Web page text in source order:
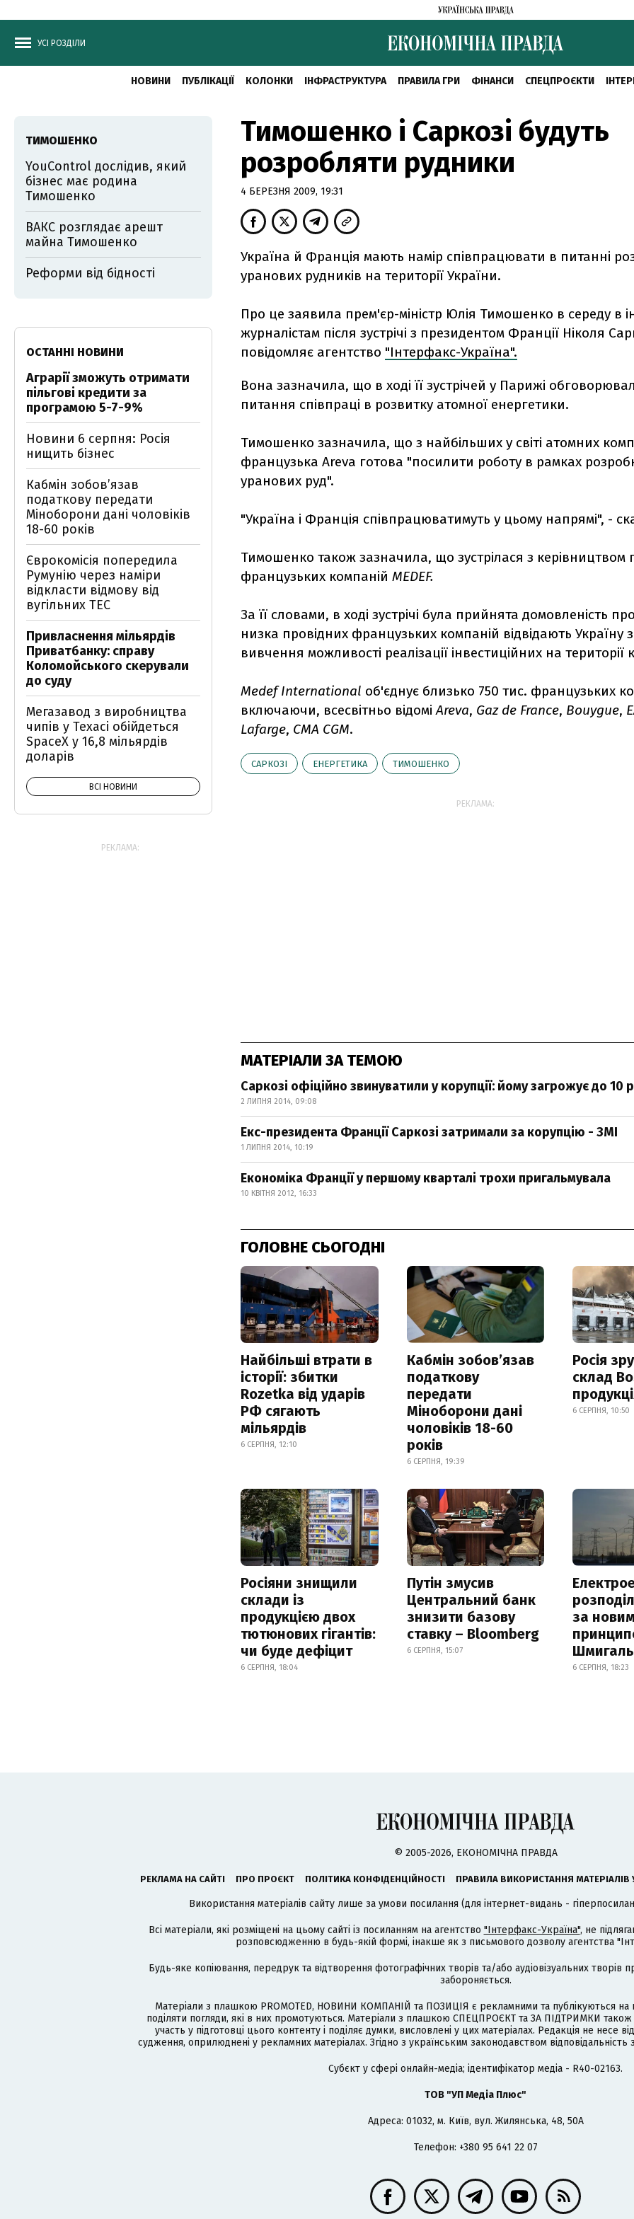
УСІ РОЗДІЛИ
НОВИНИ ПУБЛІКАЦІЇ КОЛОНКИ ІНФРАСТРУКТУРА ПРАВИЛА ГРИ ФІНАНСИ СПЕЦПРОЄКТИ
Тимошенко і Саркозі будуть
розробляти рудники
4 БЕРЕЗНЯ 2009, 19:31
Україна й Франція мають намір співпрацювати в питанні
уранових рудників на території України.
Про це заявила прем'єр-міністр Юлія Тимошенко в середу в
журналістам після зустрічі з президентом Франції Ніколя
повідомляє агентство "Інтерфакс-Україна".
Вона зазначила, що в ході її зустрічей у Парижі
питання співпраці в розвитку атомної енергетики.
Тимошенко зазначила, що з найбільших у світі атомних
французька Areva готова "посилити роботу в рамках
уранових руд".
"Україна і Франція співпрацюватимуть у цьому напрямі", -
Тимошенко також зазначила, що зустрілася з керівництвом
французьких компаній MEDEF.
За її словами, в ході зустрічі була прийнята домовленість
низка провідних французьких компаній відвідають Україну
вивчення можливості реалізації інвестиційних на території
Medef International об'єднує близько 750 тис. французьких
включаючи, всесвітньо відоміAreva, Gaz de France, Bouygue,
Lafarge, CMA CGM.
САРКОЗІ ЕНЕРГЕТИКА ТИМОШЕНКО
РЕКЛАМА:
МАТЕРІАЛИ ЗА ТЕМОЮ
Саркозі офіційно звинуватили у корупції: йому загрожує до 10
2 ЛИПНЯ 2014, 09:08
Екс-президента Франції Саркозі затримали за корупцію - ЗМІ
1 ЛИПНЯ 2014, 10:19
Економіка Франції у першому кварталі трохи пригальмувала
10 КВІТНЯ 2012, 16:33
ГОЛОВНЕ СЬОГОДНІ
Найбільші втрати в
історії: збитки
Rozetka від ударів
РФ сягають
мільярдів
6 СЕРПНЯ, 12:10
Кабмін зобовʼязав
податкову
передати
Міноборони дані
чоловіків 18-60
років
6 СЕРПНЯ, 19:39
Росія
склад
6 СЕРПНЯ, 10:50
Росіяни знищили
склади із
продукцією двох
тютюнових гігантів:
чи буде дефіцит
6 СЕРПНЯ, 18:04
Путін змусив
Центральний банк
знизити базову
ставку – Bloomberg
6 СЕРПНЯ, 15:07
за новим
Шмигаль
6 СЕРПНЯ, 18:23
ТИМОШЕНКО
YouControl дослідив, який
бізнес має родина
Тимошенко
ВАКС розглядає арешт
майна Тимошенко
Реформи від бідності
ОСТАННІ НОВИНИ
Аграрії зможуть отримати
пільгові кредити за
програмою 5-7-9%
Новини 6 серпня: Росія
нищить бізнес
Кабмін зобовʼязав
податкову передати
Міноборони дані чоловіків
18-60 років
Єврокомісія попередила
Румунію через наміри
відкласти відмову від
вугільних ТЕС
Привласнення мільярдів
Приватбанку: справу
Коломойського скерували
до суду
Мегазавод з виробництва
чипів у Техасі обійдеться
SpaceX у 16,8 мільярдів
доларів
ВСІ НОВИНИ
РЕКЛАМА:
© 2005-2026, ЕКОНОМІЧНА ПРАВДА
РЕКЛАМА НА САЙТІ ПРО ПРОЄКТ ПОЛІТИКА КОНФІДЕНЦІЙНОСТІ ПРАВИЛА ВИКОРИСТАННЯ МАТЕРІАЛІВ
Використання матеріалів сайту лише за умови посилання (для інтернет-видань -
Всі матеріали, які розміщені на цьому сайті із посиланням на агентство "Інтерфакс-Україна", не
розповсюдженню в будь-якій формі, інакше як з письмового дозволу агентства
Будь-яке копіювання, передрук та відтворення фотографічних творів та/або аудіовізуальних
забороняється.
Матеріали з плашкою PROMOTED, НОВИНИ КОМПАНІЙ та ПОЗИЦІЯ є рекламними та публікуються на
поділяти погляди, які в них промотуються. Матеріали з плашкою СПЕЦПРОЄКТ та ЗА ПІДТРИМКИ
участь у підготовці цього контенту і поділяє думки, висловлені у цих матеріалах. Редакція не несе
судження, оприлюднені у рекламних матеріалах. Згідно з українським законодавством
Cубєкт у сфері онлайн-медіа; ідентифікатор медіа - R40-02163.
ТОВ "УП Медіа Плюс"
Адреса: 01032, м. Київ, вул. Жилянська, 48, 50А
Телефон: +380 95 641 22 07